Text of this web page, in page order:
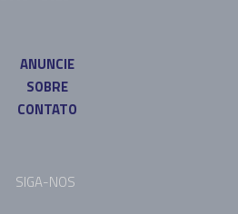
ANUNCIE
SOBRE
CONTATO
SIGA-NOS